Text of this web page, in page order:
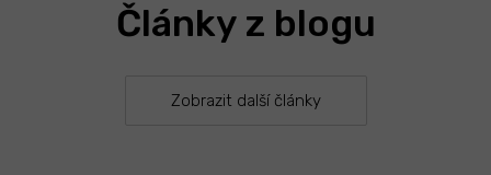
Články z blogu
Zobrazit další články